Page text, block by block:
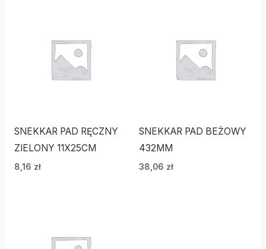
SNEKKAR PAD RĘCZNY
ZIELONY 11X25CM
8,16 zł
SNEKKAR PAD BEŻOWY
432MM
38,06 zł